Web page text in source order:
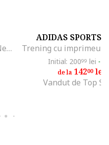
Trening cu imprimeu logo, Negru/Alb optic
ADIDAS
Initial: 20099 lei -
de la 14200lei
Vandut de Top